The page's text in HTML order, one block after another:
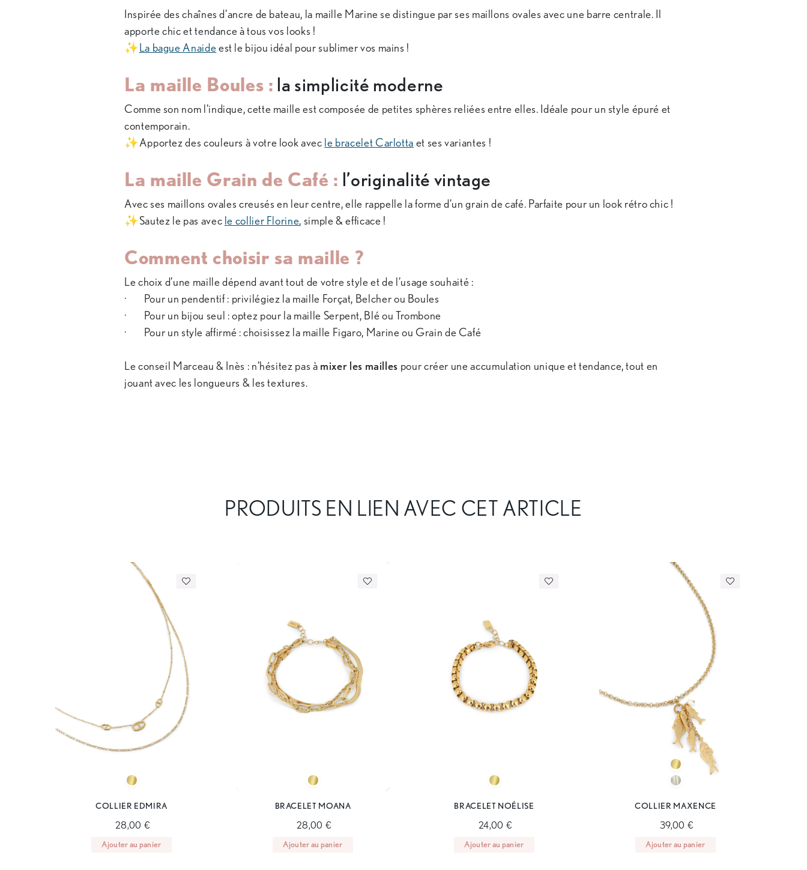
Inspirée des chaînes d’ancre de bateau, la maille Marine se distingue par ses maillons ovales avec une barre centrale. Il
apporte chic et tendance à tous vos looks !
✨La bague Anaideest le bijou idéal pour sublimer vos mains !
La maille Boules : la simplicité moderne
Comme son nom l’indique, cette maille est composée de petites sphères reliées entre elles. Idéale pour un style épuré et
contemporain.
✨Apportez des couleurs à votre look avec le bracelet Carlotta et ses variantes !
La maille Grain de Café : l’originalité vintage
Avec ses maillons ovales creusés en leur centre, elle rappelle la forme d’un grain de café. Parfaite pour un look rétro chic !
✨Sautez le pas avec le collier Florine, simple & efficace !
Comment choisir sa maille ?
Le choix d’une maille dépend avant tout de votre style et de l’usage souhaité :
· Pour un pendentif : privilégiez la maille Forçat, Belcher ou Boules
· Pour un bijou seul : optez pour la maille Serpent, Blé ou Trombone
· Pour un style affirmé : choisissez la maille Figaro, Marine ou Grain de Café
Le conseil Marceau & Inès : n’hésitez pas à mixer les mailles pour créer une accumulation unique et tendance, tout en
jouant avec les longueurs & les textures.
PRODUITS EN LIEN AVEC CET ARTICLE
COLLIER EDMIRA
28,00 €
Ajouter au panier
BRACELET MOANA
28,00 €
Ajouter au panier
BRACELET NOÉLISE
24,00 €
Ajouter au panier
COLLIER MAXENCE
39,00 €
Ajouter au panier